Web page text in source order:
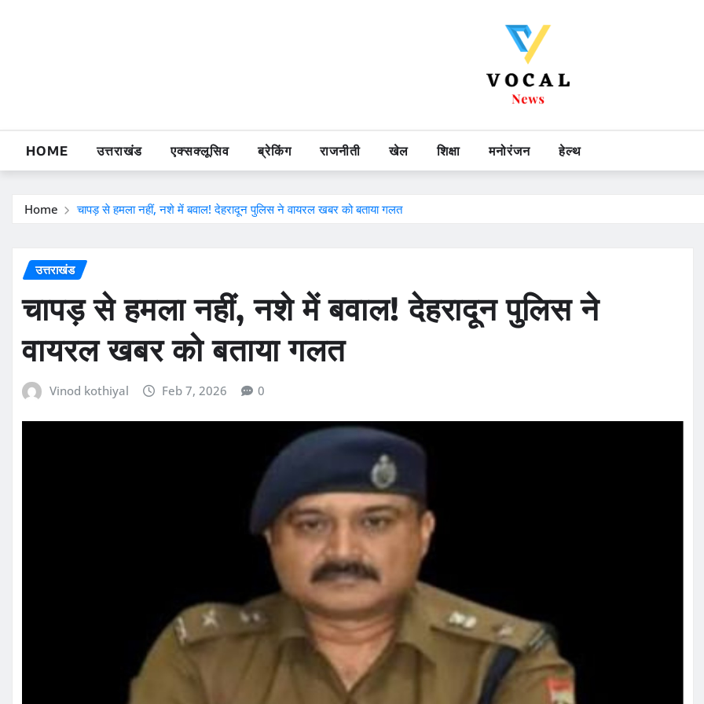
HOME उत्तराखंड एक्सक्लूसिव ब्रेकिंग राजनीती खेल शिक्षा मनोरंजन हेल्थ
Home चापड़ से हमला नहीं, नशे में बवाल! देहरादून पुलिस ने वायरल खबर को बताया गलत
उत्तराखंड
चापड़ से हमला नहीं, नशे में बवाल! देहरादून पुलिस ने
वायरल खबर को बताया गलत
Vinod kothiyal Feb 7, 2026 0